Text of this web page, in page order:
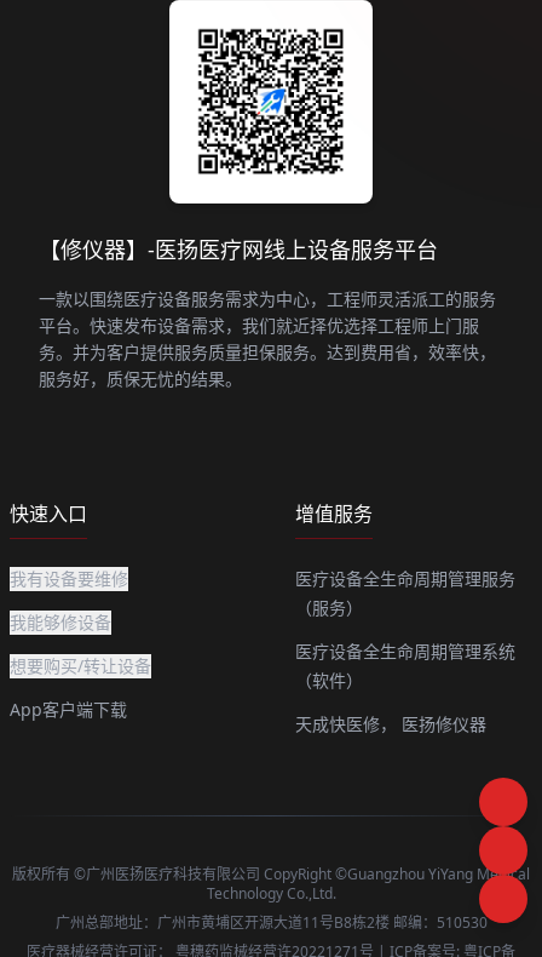
【修仪器】-医扬医疗网线上设备服务平台
一款以围绕医疗设备服务需求为中心，工程师灵活派工的服务
平台。快速发布设备需求，我们就近择优选择工程师上门服
务。并为客户提供服务质量担保服务。达到费用省，效率快，
服务好，质保无忧的结果。
快速入口
我有设备要维修
我能够修设备
想要购买/转让设备
App客户端下载
增值服务
医疗设备全生命周期管理服务
（服务）
医疗设备全生命周期管理系统
（软件）
天成快医修，
医扬修仪器
版权所有 ©广州医扬医疗科技有限公司 CopyRight ©Guangzhou YiYang Medical
Technology Co.,Ltd.
广州总部地址：广州市黄埔区开源大道11号B8栋2楼 邮编：510530
医疗器械经营许可证： 粤穗药监械经营许20221271号 | ICP备案号: 粤ICP备